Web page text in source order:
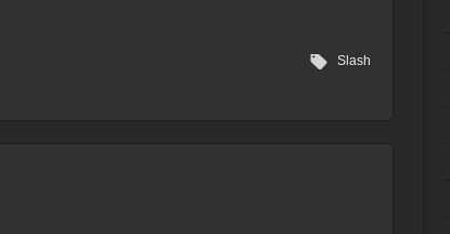
Slash